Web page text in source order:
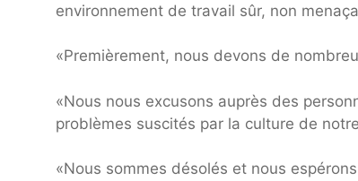
environnement de travail sûr, non
«Premièrement, nous devons de
«Nous nous excusons auprès des
problèmes suscités par la culture de
«Nous sommes désolés et nous